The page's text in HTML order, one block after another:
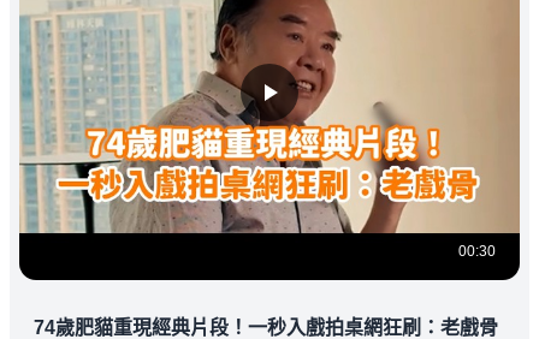
00:30
74歲肥貓重現經典片段！一秒入戲拍桌網狂刷：老戲骨